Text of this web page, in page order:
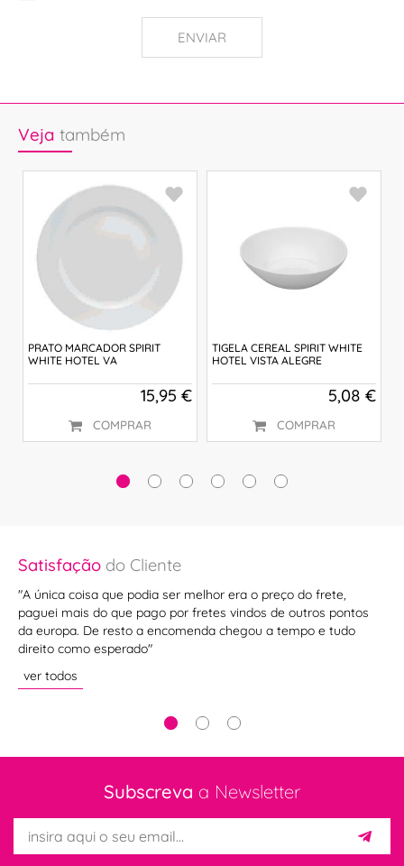
ENVIAR
Veja também
PRATO MARCADOR SPIRIT
WHITE HOTEL VA
15,95 €
COMPRAR
TIGELA CEREAL SPIRIT WHITE
HOTEL VISTA ALEGRE
5,08 €
COMPRAR
Satisfação do Cliente
"A única coisa que podia ser melhor era o preço do frete,
paguei mais do que pago por fretes vindos de outros pontos
da europa. De resto a encomenda chegou a tempo e tudo
direito como esperado"
ver todos
Subscreva a Newsletter